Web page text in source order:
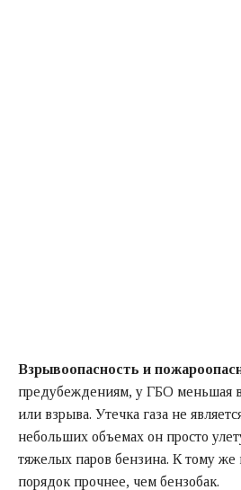
Взрывоопасность и
предубеждениям, у ГБО меньшая
или взрыва. Утечка газа не
небольших объемах он просто
тяжелых паров бензина. К тому же
порядок прочнее, чем бензобак.